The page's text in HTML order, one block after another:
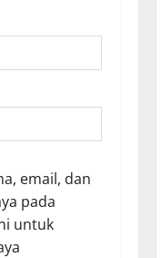
email, dan
pada
untuk